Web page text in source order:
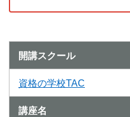
開講スクール
資格の学校TAC
講座名